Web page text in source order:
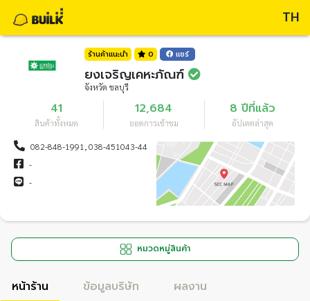
TH
ร้านค้าแนะนำ 0 แชร์
ยงเจริญเคหะภัณฑ์
จังหวัด ชลบุรี
41
สินค้าทั้งหมด
12,684
ยอดการเข้าชม
8 ปีที่แล้ว
อัปเดตล่าสุด
082-848-1991, 038-451043-44
-
-
หมวดหมู่สินค้า
หน้าร้าน ข้อมูลบริษัท ผลงาน